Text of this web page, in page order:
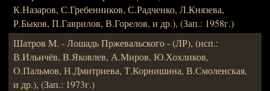
К.Назаров, С.Гребенников, С.Радченко, Л.Князева,
Р.Быков, П.Гаврилов, В.Горелов, и др.), (Зап.: 1958г.)
Шатров М. - Лошадь Пржевальского - (ЛР), (исп.:
В.Ильичёв, В.Яковлев, А.Миров, Ю.Хохликов,
О.Пальмов, Н.Дмитриева, Т.Корнишина, В.Смоленская,
и др.), (Зап.: 1973г.)